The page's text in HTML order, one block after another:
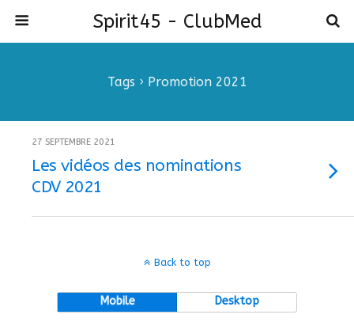
Spirit45 - ClubMed
Tags › Promotion 2021
27 SEPTEMBRE 2021
Les vidéos des nominations
CDV 2021
Back to top
Mobile Desktop